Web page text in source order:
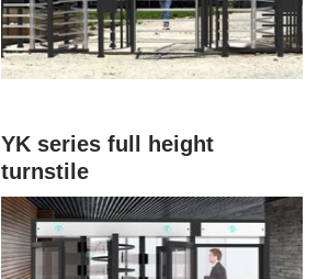
YK series full height
turnstile